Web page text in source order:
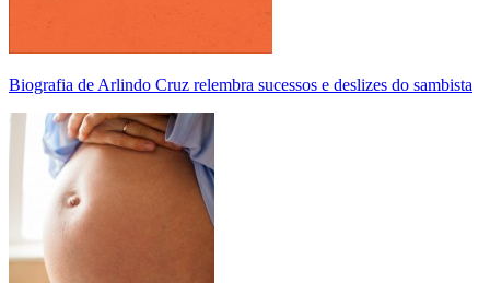
Biografia de Arlindo Cruz relembra sucessos e deslizes do sambista